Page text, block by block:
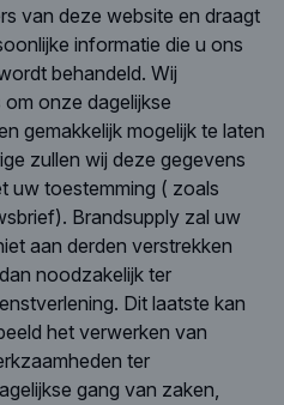
van deze website en draagt
informatie die u ons
behandeld. Wij
onze dagelijkse
gemakkelijk mogelijk te laten
zullen wij deze gegevens
uw toestemming ( zoals
Brandsupply zal uw
aan derden verstrekken
noodzakelijk ter
Dit laatste kan
het verwerken van
ter
gang van zaken,